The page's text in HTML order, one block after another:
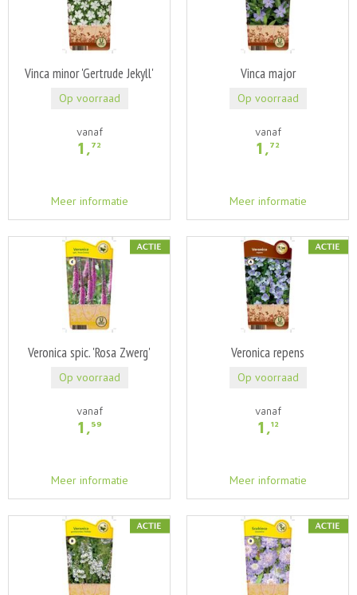
Vinca minor 'Gertrude Jekyll'
vanaf
1 ,72
Meer informatie
Op voorraad
Vinca major
vanaf
1 ,72
Meer informatie
Op voorraad
Veronica spic. 'Rosa Zwerg'
vanaf
1 ,59
Meer informatie
Op voorraad
Veronica repens
vanaf
1 ,12
Meer informatie
Op voorraad